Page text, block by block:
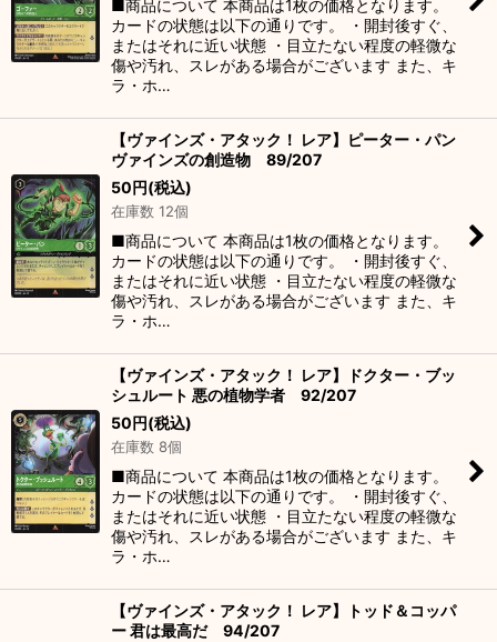
■商品について 本商品は1枚の価格となります。
カードの状態は以下の通りです。 ・開封後すぐ、
またはそれに近い状態 ・目立たない程度の軽微な
傷や汚れ、スレがある場合がございます また、キ
ラ・ホ…
【ヴァインズ・アタック！ レア】ピーター・パン
ヴァインズの創造物 89/207
50円(税込)
在庫数 12個
■商品について 本商品は1枚の価格となります。
カードの状態は以下の通りです。 ・開封後すぐ、
またはそれに近い状態 ・目立たない程度の軽微な
傷や汚れ、スレがある場合がございます また、キ
ラ・ホ…
【ヴァインズ・アタック！ レア】ドクター・ブッ
シュルート 悪の植物学者 92/207
50円(税込)
在庫数 8個
■商品について 本商品は1枚の価格となります。
カードの状態は以下の通りです。 ・開封後すぐ、
またはそれに近い状態 ・目立たない程度の軽微な
傷や汚れ、スレがある場合がございます また、キ
ラ・ホ…
【ヴァインズ・アタック！ レア】トッド＆コッパ
ー 君は最高だ 94/207